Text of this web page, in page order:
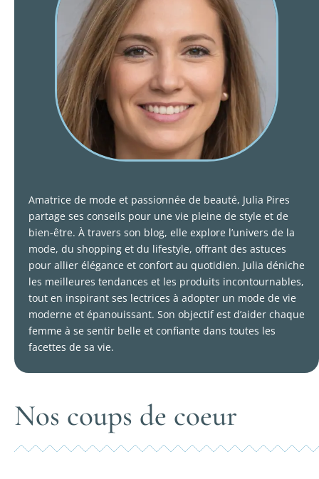
Amatrice de mode et passionnée de beauté, Julia Pires
partage ses conseils pour une vie pleine de style et de
bien-être. À travers son blog, elle explore l’univers de la
mode, du shopping et du lifestyle, offrant des astuces
pour allier élégance et confort au quotidien. Julia déniche
les meilleures tendances et les produits incontournables,
tout en inspirant ses lectrices à adopter un mode de vie
moderne et épanouissant. Son objectif est d’aider chaque
femme à se sentir belle et confiante dans toutes les
facettes de sa vie.
Nos coups de coeur